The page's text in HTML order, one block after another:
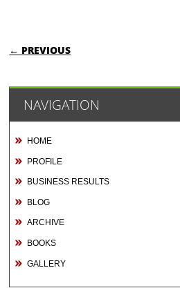
POST NAVIGATION
← PREVIOUS
NAVIGATION
HOME
PROFILE
BUSINESS RESULTS
BLOG
ARCHIVE
BOOKS
GALLERY